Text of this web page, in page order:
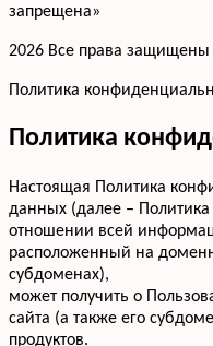
запрещена»
2026 Все права защищены
Политика
Политика
Настоящая Политика
данных (далее –
отношении всей
расположенный на
субдоменах),
может получить о
сайта (а также его
продуктов.